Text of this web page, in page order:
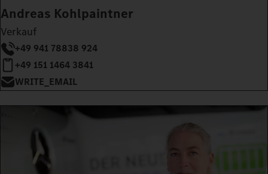
Andreas Kohlpaintner
Verkauf
+49 941 78838 924
+49 151 1464 3841
WRITE_EMAIL